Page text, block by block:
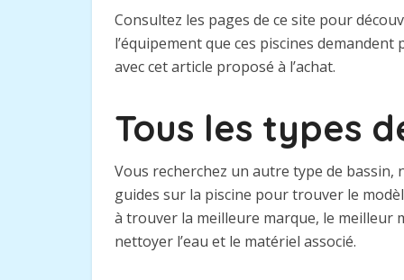
Consultez les pages de ce site pour
l’équipement que ces piscines
avec cet article proposé à l’achat.
Tous les types
Vous recherchez un autre type de
guides sur la piscine pour trouver le
à trouver la meilleure marque, le meilleur
nettoyer l’eau et le matériel associé.